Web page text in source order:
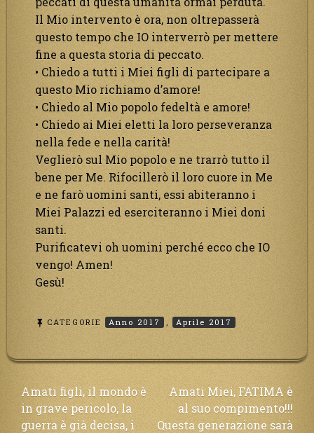
Il Mio intervento è ora, non oltrepasserà
questo tempo che IO interverrò per mettere
fine a questa storia di peccato.
• Chiedo a tutti i Miei figli di partecipare a
questo Mio richiamo d’amore!
• Chiedo al Mio popolo fedeltà e amore!
• Chiedo ai Miei eletti la loro perseveranza
nella fede e nella carità!
Veglierò sul Mio popolo e ne trarrò tutto il
bene per Me. Rifocillerò il loro cuore in Me
e ne farò uomini santi, essi abiteranno i
Miei Palazzi ed eserciteranno i Miei doni
santi.
Purificatevi oh uomini perché ecco che IO
vengo! Amen!
Gesù!
CATEGORIE Anno 2017 , Aprile 2017
Navigazione
articoli
Amati figli, il mondo è
in grave pericolo, la
guerra è già decisa, i
Amati Miei, FATIMA è
al suo compimento!!!
Questa generazione sarà